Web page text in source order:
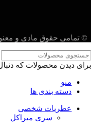
© تمامی حقوق مادی و
برای دیدن محصولات که
منو
دسته بندی ها
عطریات شخصی
سری میراکل